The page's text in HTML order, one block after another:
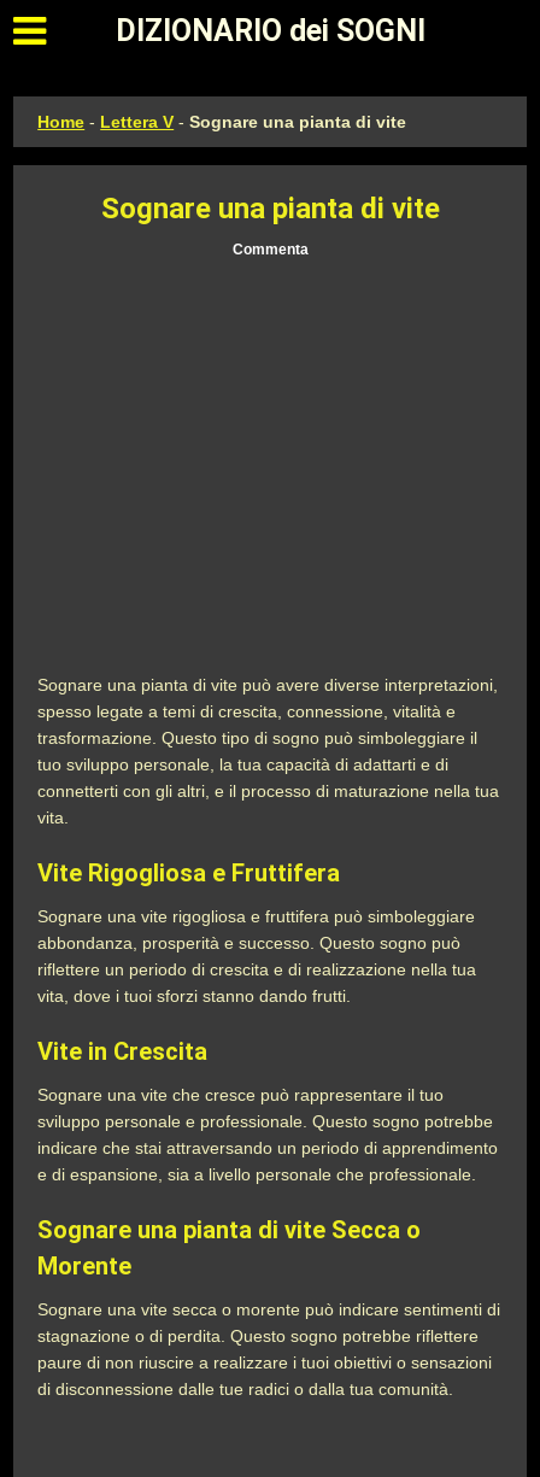
Apri il menu principale
DIZIONARIO dei SOGNI
Home - Lettera V -Sognare una pianta di vite
Sognare una pianta di vite
Commenta
Sognare una pianta di vite può avere diverse interpretazioni,
spesso legate a temi di crescita, connessione, vitalità e
trasformazione. Questo tipo di sogno può simboleggiare il
tuo sviluppo personale, la tua capacità di adattarti e di
connetterti con gli altri, e il processo di maturazione nella tua
vita.
Vite Rigogliosa e Fruttifera
Sognare una vite rigogliosa e fruttifera può simboleggiare
abbondanza, prosperità e successo. Questo sogno può
riflettere un periodo di crescita e di realizzazione nella tua
vita, dove i tuoi sforzi stanno dando frutti.
Vite in Crescita
Sognare una vite che cresce può rappresentare il tuo
sviluppo personale e professionale. Questo sogno potrebbe
indicare che stai attraversando un periodo di apprendimento
e di espansione, sia a livello personale che professionale.
Sognare una pianta di vite Secca o
Morente
Sognare una vite secca o morente può indicare sentimenti di
stagnazione o di perdita. Questo sogno potrebbe riflettere
paure di non riuscire a realizzare i tuoi obiettivi o sensazioni
di disconnessione dalle tue radici o dalla tua comunità.